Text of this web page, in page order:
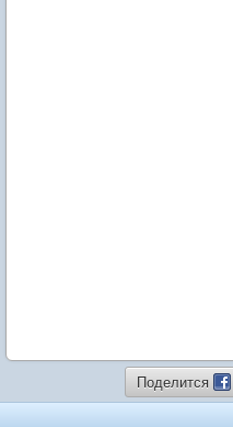
Поделится